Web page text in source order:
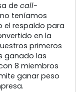
de call-
teníamos
el respaldo para
en la
primeros
ganado las
8 miembros
ganar peso